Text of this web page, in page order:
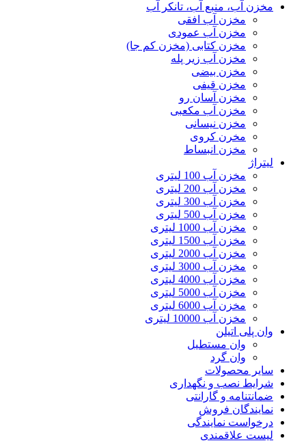
مخزن آب، منبع آب، تانکر آب
مخزن آب افقی
مخزن آب عمودی
مخزن کتابی (مخزن کم جا)
مخزن آب زیر پله
مخزن بیضی
مخزن قیفی
مخزن آسان رو
مخزن آب مکعبی
مخزن نیسانی
مخرن کروی
مخزن انبساط
لیتراژ
مخزن آب 100 لیتری
مخزن آب 200 لیتری
مخزن آب 300 لیتری
مخزن آب 500 لیتری
مخزن آب 1000 لیتری
مخزن آب 1500 لیتری
مخزن آب 2000 لیتری
مخزن آب 3000 لیتری
مخزن آب 4000 لیتری
مخزن آب 5000 لیتری
مخزن آب 6000 لیتری
مخزن آب 10000 لیتری
وان پلی اتیلن
وان مستطیل
وان گرد
سایر محصولات
شرایط نصب و نگهداری
ضمانتنامه و گارانتی
نمایندگان فروش
درخواست نمایندگی
لیست علاقمندی